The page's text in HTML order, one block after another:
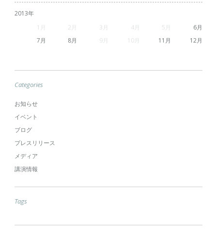
2013
1
2 3 4 5
6
7
8 9 10 11 12
Categories
お知らせ
イベント
ブログ
プレスリリース
メディア
講演情報
Tags